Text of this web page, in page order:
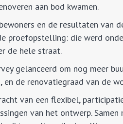
aan bod kwamen.
en de resultaten van
proefopstelling: die werd
de hele straat.
gelanceerd om nog meer
de renovatiegraad van de
van een flexibel,
van het ontwerp.